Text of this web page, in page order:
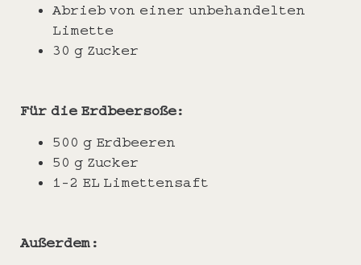
Abrieb von einer unbehandelten
Limette
30 g Zucker
Für die Erdbeersoße:
500 g Erdbeeren
50 g Zucker
1-2 EL Limettensaft
Außerdem: